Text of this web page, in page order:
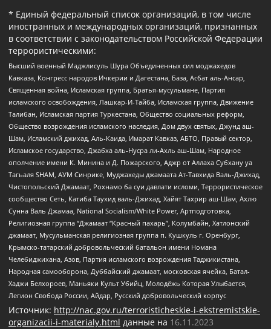
* Единый федеральный список организаций, в том числе
иностранных и международных организаций, признанных
в соответствии с законодательством Российской Федерации
террористическими:
Высший военный Маджлисуль Шура Объединенных сил моджахедов
Кавказа, Конгресс народов Ичкерии и Дагестана, База, Асбат аль-Ансар,
Священная война, Исламская группа, Братья-мусульмане, Партия
исламского освобождения, Лашкар-И-Тайба, Исламская группа, Движение
Талибан, Исламская партия Туркестана, Общество социальных реформ,
Общество возрождения исламского наследия, Дом двух святых, Джунд аш-
Шам, Исламский джихад, Аль-Каида, Имарат Кавказ, АБТО, Правый сектор,
Исламское государство, Джабха аль-Нусра ли-Ахль аш-Шам, Народное
ополчение имени К. Минина и Д. Пожарского, Аджр от Аллаха Субхану уа
Тагьаля SHAM, АУМ Синрике, Муджахеды джамаата Ат-Тавхида Валь-Джихад,
Чистопольский Джамаат, Рохнамо ба суи давлати исломи, Террористическое
сообщество Сеть, Катиба Таухид валь-Джихад, Хайят Тахрир аш-Шам, Ахлю
Сунна Валь Джамаа, National Socialism/White Power, Артподготовка,
Религиозная группа “Джамаат “Красный пахарь”, Колумбайн, Хатлонский
джамаат, Мусульманская религиозная группа п. Кушкуль г. Оренбург,
Крымско-татарский добровольческий батальон имени Номана
Челебиджихана, Азов, Партия исламского возрождения Таджикистана,
Народная самооборона, Дуббайский джамаат, московская ячейка, Батал-
Хаджи Белхороев, Маньяки Культ Убийц, Молодёжь Которая Улыбается,
Легион Свобода России, Айдар, Русский добровольческий корпус
Источник: http://nac.gov.ru/terroristicheskie-i-ekstremistskie-
organizacii-i-materialy.html данные на 16.11.2023